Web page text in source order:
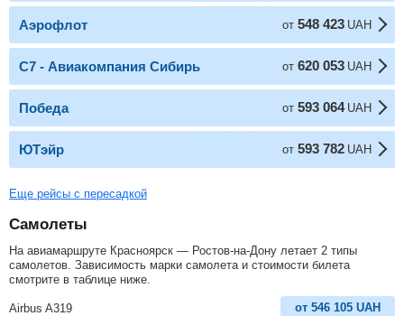
Аэрофлот от 548 423 UAH
С7 - Авиакомпания Сибирь от 620 053 UAH
Победа от 593 064 UAH
ЮТэйр от 593 782 UAH
Еще рейсы с пересадкой
Самолеты
На авиамаршруте Красноярск — Ростов-на-Дону летает 2 типы
самолетов. Зависимость марки самолета и стоимости билета
смотрите в таблице ниже.
Airbus A319 от 546 105 UAH